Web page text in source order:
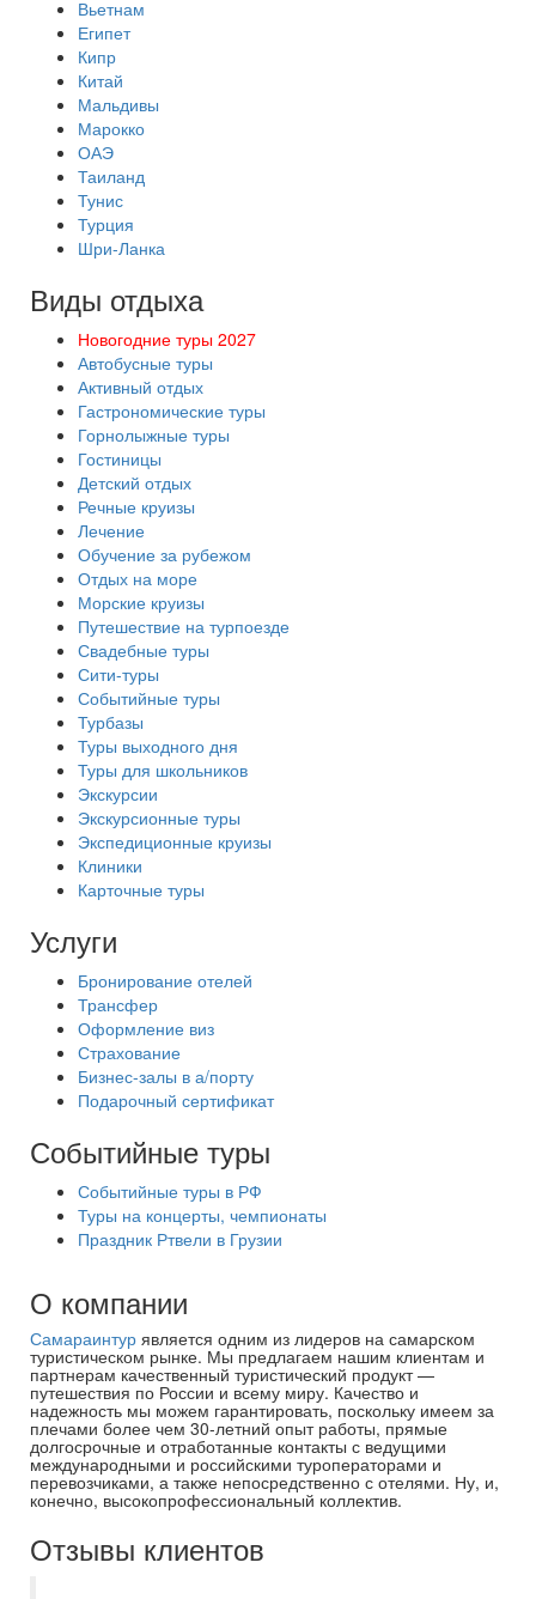
Вьетнам
Египет
Кипр
Китай
Мальдивы
Марокко
ОАЭ
Таиланд
Тунис
Турция
Шри-Ланка
Виды отдыха
Новогодние туры 2027
Автобусные туры
Активный отдых
Гастрономические туры
Горнолыжные туры
Гостиницы
Детский отдых
Речные круизы
Лечение
Обучение за рубежом
Отдых на море
Морские круизы
Путешествие на турпоезде
Свадебные туры
Сити-туры
Событийные туры
Турбазы
Туры выходного дня
Туры для школьников
Экскурсии
Экскурсионные туры
Экспедиционные круизы
Клиники
Карточные туры
Услуги
Бронирование отелей
Трансфер
Оформление виз
Страхование
Бизнес-залы в а/порту
Подарочный сертификат
Событийные туры
Событийные туры в РФ
Туры на концерты, чемпионаты
Праздник Ртвели в Грузии
О компании
Самараинтур является одним из лидеров на самарском
туристическом рынке. Мы предлагаем нашим клиентам и
партнерам качественный туристический продукт —
путешествия по России и всему миру. Качество и
надежность мы можем гарантировать, поскольку имеем за
плечами более чем 30-летний опыт работы, прямые
долгосрочные и отработанные контакты с ведущими
международными и российскими туроператорами и
перевозчиками, а также непосредственно с отелями. Ну, и,
конечно, высокопрофессиональный коллектив.
Отзывы клиентов